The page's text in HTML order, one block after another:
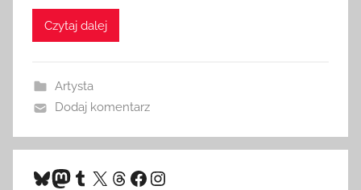
Czytaj dalej
Artysta
Dodaj komentarz
Bluesky
Mastodon
Tumblr
X Threads
Facebook
Instagram